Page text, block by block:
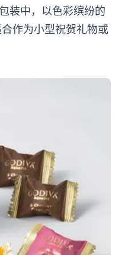
装中，以色彩缤纷的
作为小型祝贺礼物或